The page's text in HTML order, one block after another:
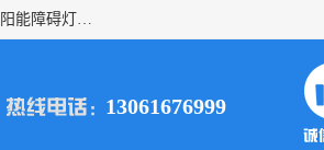
上海宇叶电子科技有限公司是吊钩视频监控、升降机监控、卸料平台监控、塔吊防碰撞、黑匣子防碰撞、风速仪，太阳能障碍灯安全提示灯等一系列升降机的常用配件产品专业研发生产加工的公司，拥有完整、科学的质量管理体系。
13061676999